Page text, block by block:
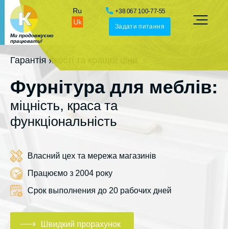
Ми продовжуємо
працювати!
Uk
Ru +38 067 100-77-55
Задати питання
Гарантія якості та кращої ціни
Фурнітура для меблів:
міцність, краса та
функціональність
Власний цех та мережа магазинів
Працюємо з 2004 року
Срок выполнения до 20 рабочих дней
Швидкий прорахунок